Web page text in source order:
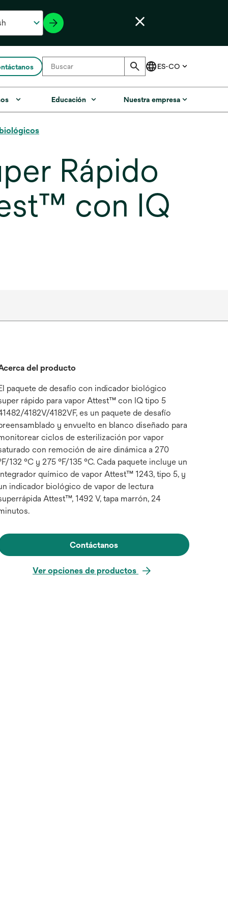
Educación Nuestra empresa
Rápido
con IQ
del producto
paquete de desafío con indicador biológico
rápido para vapor Attest™ con IQ tipo 5
4182V/4182VF, es un paquete de desafío
y envuelto en blanco diseñado para
ciclos de esterilización por vapor
con remoción de aire dinámica a 270
132 °C y 275 °F/135 °C. Cada paquete incluye un
químico de vapor Attest™ 1243, tipo 5, y
indicador biológico de vapor de lectura
Attest™, 1492 V, tapa marrón, 24
Contáctanos
Ver opciones de productos